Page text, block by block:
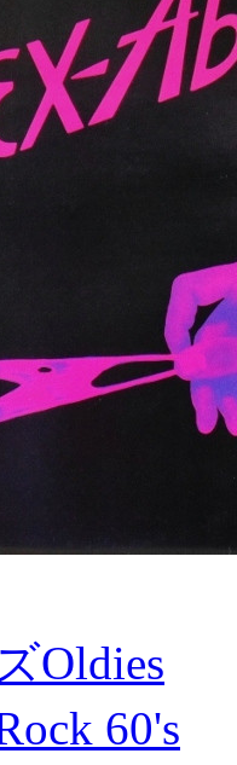
Oldies
60's